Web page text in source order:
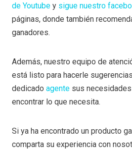
de Youtube y sigue nuestro
páginas, donde también
ganadores.
Además, nuestro equipo de
está listo para hacerle
dedicado agente sus
encontrar lo que necesita.
Si ya ha encontrado un producto
comparta su experiencia con